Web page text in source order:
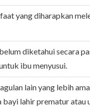
yang diharapkan
diketahui secara
ibu menyusui.
lain yang lebih
bayi lahir prematur atau